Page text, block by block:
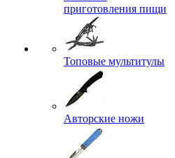
приготовления пищи
Топовые мультитулы
Авторские ножи